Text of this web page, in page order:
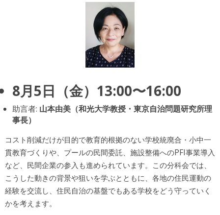
8月5日（金）13:00〜16:00
助言者: 山本由美（和光大学教授・東京自治問題研究所理
事長）
コスト削減だけが目的で教育的根拠のない学校統廃合・小中一
貫教育づくりや、プールの民間委託、施設整備へのPFI事業導入
など、民間企業の参入も進められています。この分科会では、
こうした動きの背景や狙いを学ぶとともに、各地の住民運動の
経験を交流し、住民自治の基盤でもある学校をどう守っていく
かを考えます。